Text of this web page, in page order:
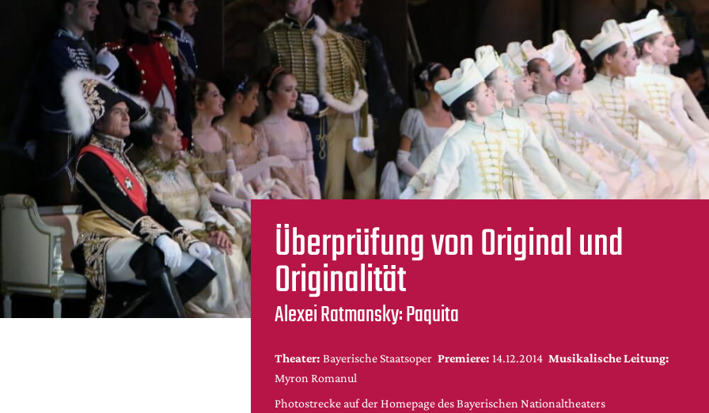
Überprüfung von Original und
Originalität
Alexei Ratmansky: Paquita
Theater: Bayerische Staatsoper Premiere: 14.12.2014 Musikalische Leitung:
Myron Romanul
Photostrecke auf der Homepage des Bayerischen Nationaltheaters